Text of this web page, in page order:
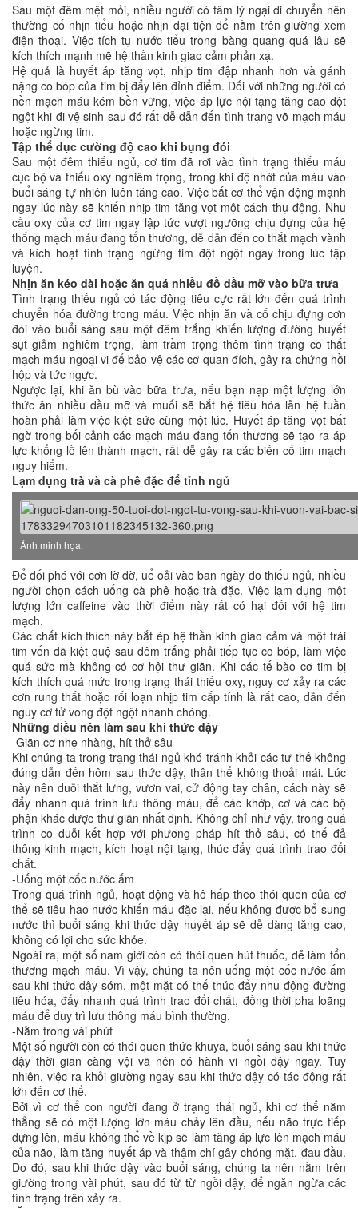
Sau một đêm mệt mỏi, nhiều người có tâm lý ngại di chuyển nên
thường cố nhịn tiểu hoặc nhịn đại tiện để nằm trên giường xem
điện thoại. Việc tích tụ nước tiểu trong bàng quang quá lâu sẽ
kích thích mạnh mẽ hệ thần kinh giao cảm phản xạ.
Hệ quả là huyết áp tăng vọt, nhịp tim đập nhanh hơn và gánh
nặng co bóp của tim bị đẩy lên đỉnh điểm. Đối với những người có
nền mạch máu kém bền vững, việc áp lực nội tạng tăng cao đột
ngột khi đi vệ sinh sau đó rất dễ dẫn đến tình trạng vỡ mạch máu
hoặc ngừng tim.
Tập thể dục cường độ cao khi bụng đói
Sau một đêm thiếu ngủ, cơ tim đã rơi vào tình trạng thiếu máu
cục bộ và thiếu oxy nghiêm trọng, trong khi độ nhớt của máu vào
buổi sáng tự nhiên luôn tăng cao. Việc bắt cơ thể vận động mạnh
ngay lúc này sẽ khiến nhịp tim tăng vọt một cách thụ động. Nhu
cầu oxy của cơ tim ngay lập tức vượt ngưỡng chịu đựng của hệ
thống mạch máu đang tổn thương, dễ dẫn đến co thắt mạch vành
và kích hoạt tình trạng ngừng tim đột ngột ngay trong lúc tập
luyện.
Nhịn ăn kéo dài hoặc ăn quá nhiều đồ dầu mỡ vào bữa trưa
Tình trạng thiếu ngủ có tác động tiêu cực rất lớn đến quá trình
chuyển hóa đường trong máu. Việc nhịn ăn và cố chịu đựng cơn
đói vào buổi sáng sau một đêm trắng khiến lượng đường huyết
sụt giảm nghiêm trọng, làm trầm trọng thêm tình trạng co thắt
mạch máu ngoại vi để bảo vệ các cơ quan đích, gây ra chứng hồi
hộp và tức ngực.
Ngược lại, khi ăn bù vào bữa trưa, nếu bạn nạp một lượng lớn
thức ăn nhiều dầu mỡ và muối sẽ bắt hệ tiêu hóa lẫn hệ tuần
hoàn phải làm việc kiệt sức cùng một lúc. Huyết áp tăng vọt bất
ngờ trong bối cảnh các mạch máu đang tổn thương sẽ tạo ra áp
lực khổng lồ lên thành mạch, rất dễ gây ra các biến cố tim mạch
nguy hiểm.
Lạm dụng trà và cà phê đặc để tỉnh ngủ
Ảnh minh họa.
Để đối phó với cơn lờ đờ, uể oải vào ban ngày do thiếu ngủ, nhiều
người chọn cách uống cà phê hoặc trà đặc. Việc lạm dụng một
lượng lớn caffeine vào thời điểm này rất có hại đối với hệ tim
mạch.
Các chất kích thích này bắt ép hệ thần kinh giao cảm và một trái
tim vốn đã kiệt quệ sau đêm trắng phải tiếp tục co bóp, làm việc
quá sức mà không có cơ hội thư giãn. Khi các tế bào cơ tim bị
kích thích quá mức trong trạng thái thiếu oxy, nguy cơ xảy ra các
cơn rung thất hoặc rối loạn nhịp tim cấp tính là rất cao, dẫn đến
nguy cơ tử vong đột ngột nhanh chóng.
Những điều nên làm sau khi thức dậy
-Giãn cơ nhẹ nhàng, hít thở sâu
Khi chúng ta trong trạng thái ngủ khó tránh khỏi các tư thế không
đúng dẫn đến hôm sau thức dậy, thân thể không thoải mái. Lúc
này nên duỗi thắt lưng, vươn vai, cử động tay chân, cách này sẽ
đẩy nhanh quá trình lưu thông máu, để các khớp, cơ và các bộ
phận khác được thư giãn nhất định. Không chỉ như vậy, trong quá
trình co duỗi kết hợp với phương pháp hít thở sâu, có thể đả
thông kinh mạch, kích hoạt nội tạng, thúc đẩy quá trình trao đổi
chất.
-Uống một cốc nước ấm
Trong quá trình ngủ, hoạt động và hô hấp theo thói quen của cơ
thể sẽ tiêu hao nước khiến máu đặc lại, nếu không được bổ sung
nước thì buổi sáng khi thức dậy huyết áp sẽ dễ dàng tăng cao,
không có lợi cho sức khỏe.
Ngoài ra, một số nam giới còn có thói quen hút thuốc, dễ làm tổn
thương mạch máu. Vì vậy, chúng ta nên uống một cốc nước ấm
sau khi thức dậy sớm, một mặt có thể thúc đẩy nhu động đường
tiêu hóa, đẩy nhanh quá trình trao đổi chất, đồng thời pha loãng
máu để duy trì lưu thông máu bình thường.
-Nằm trong vài phút
Một số người còn có thói quen thức khuya, buổi sáng sau khi thức
dậy thời gian càng vội vã nên có hành vi ngồi dậy ngay. Tuy
nhiên, việc ra khỏi giường ngay sau khi thức dậy có tác động rất
lớn đến cơ thể.
Bởi vì cơ thể con người đang ở trạng thái ngủ, khi cơ thể nằm
thẳng sẽ có một lượng lớn máu chảy lên đầu, nếu não trực tiếp
dựng lên, máu không thể về kịp sẽ làm tăng áp lực lên mạch máu
của não, làm tăng huyết áp và thậm chí gây chóng mặt, đau đầu.
Do đó, sau khi thức dậy vào buổi sáng, chúng ta nên nằm trên
giường trong vài phút, sau đó từ từ ngồi dậy, để ngăn ngừa các
tình trạng trên xảy ra.